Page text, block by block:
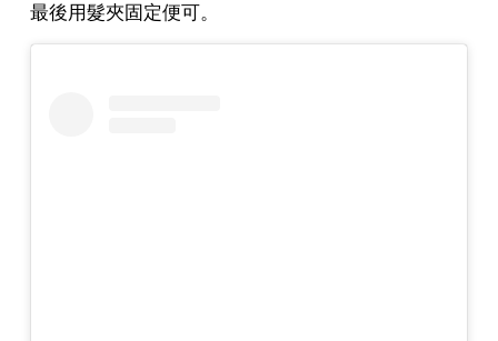
最後用髮夾固定便可。